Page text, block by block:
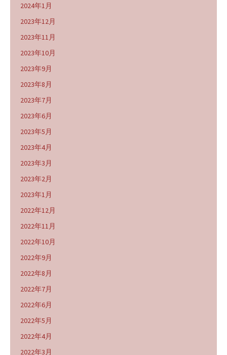
2024年1月
2023年12月
2023年11月
2023年10月
2023年9月
2023年8月
2023年7月
2023年6月
2023年5月
2023年4月
2023年3月
2023年2月
2023年1月
2022年12月
2022年11月
2022年10月
2022年9月
2022年8月
2022年7月
2022年6月
2022年5月
2022年4月
2022年3月